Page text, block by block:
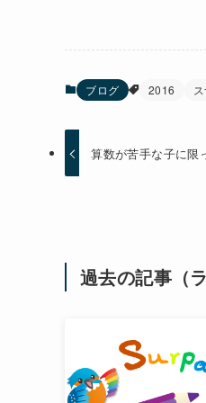
ブログ 2016
算数が苦手な子に限
過去の記事（